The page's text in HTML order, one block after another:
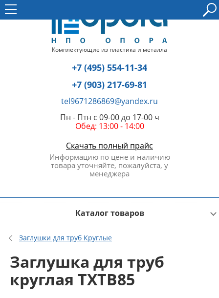
Комплектующие из пластика и металла
+7 (495) 554-11-34
+7 (903) 217-69-81
tel9671286869@yandex.ru
Пн - Птн с 09-00 до 17-00 ч
Обед: 13:00 - 14:00
Скачать полный прайс
Информацию по цене и наличию
товара уточняйте, пожалуйста, у
менеджера
Каталог товаров
Заглушки для труб Круглые
Заглушка для труб
круглая TXTB85